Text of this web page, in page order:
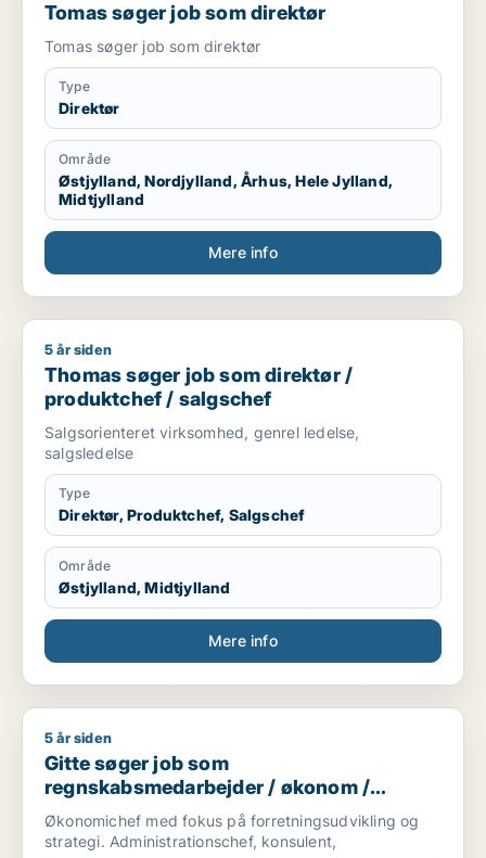
Tomas søger job som direktør
Tomas søger job som direktør
Type
Direktør
Område
Østjylland, Nordjylland, Århus, Hele Jylland,
Midtjylland
Mere info
Thomas søger job som direktør / produktchef / salgschef
5 år siden
Thomas søger job som direktør /
produktchef / salgschef
Salgsorienteret virksomhed, genrel ledelse,
salgsledelse
Type
Direktør, Produktchef, Salgschef
Område
Østjylland, Midtjylland
Mere info
Gitte søger job som regnskabsmedarbejder / økonom /
5 år siden
Gitte søger job som
regnskabsmedarbejder / økonom /
direktør / hr-chef / lønspecialist
Økonomichef med fokus på forretningsudvikling og
strategi. Administrationschef, konsulent,